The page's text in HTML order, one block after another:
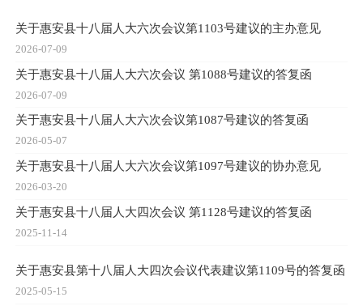
关于惠安县十八届人大六次会议第1103号建议的主办意见
2026-07-09
关于惠安县十八届人大六次会议 第1088号建议的答复函
2026-07-09
关于惠安县十八届人大六次会议第1087号建议的答复函
2026-05-07
关于惠安县十八届人大六次会议第1097号建议的协办意见
2026-03-20
关于惠安县十八届人大四次会议 第1128号建议的答复函
2025-11-14
关于惠安县第十八届人大四次会议代表建议第1109号的答复函
2025-05-15